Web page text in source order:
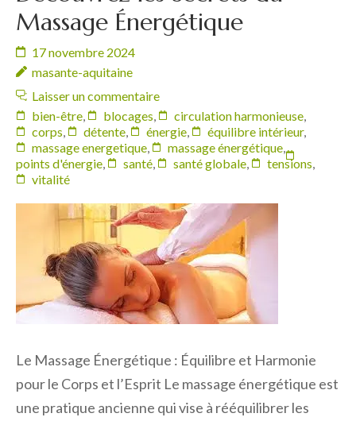
Massage Énergétique
17 novembre 2024
masante-aquitaine
Laisser un commentaire
bien-être, blocages, circulation harmonieuse,
corps, détente, énergie, équilibre intérieur,
massage energetique, massage énergétique,
points d'énergie, santé, santé globale, tensions,
vitalité
Le Massage Énergétique : Équilibre et Harmonie
pour le Corps et l’Esprit Le massage énergétique est
une pratique ancienne qui vise à rééquilibrer les